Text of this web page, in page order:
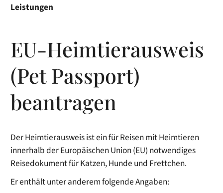
Leistungen
EU-Heimtierausweis
(Pet Passport)
beantragen
Der Heimtierausweis ist ein für Reisen mit Heimtieren
innerhalb der Europäischen Union (EU) notwendiges
Reisedokument für Katzen, Hunde und Frettchen.
Er enthält unter anderem folgende Angaben: